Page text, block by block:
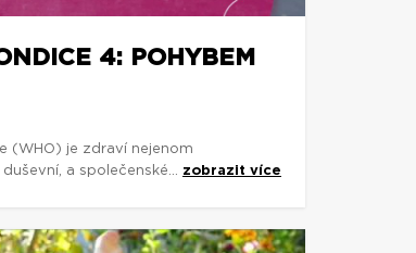
4: POHYBEM
(WHO) je zdraví nejenom
a společenské... zobrazit více